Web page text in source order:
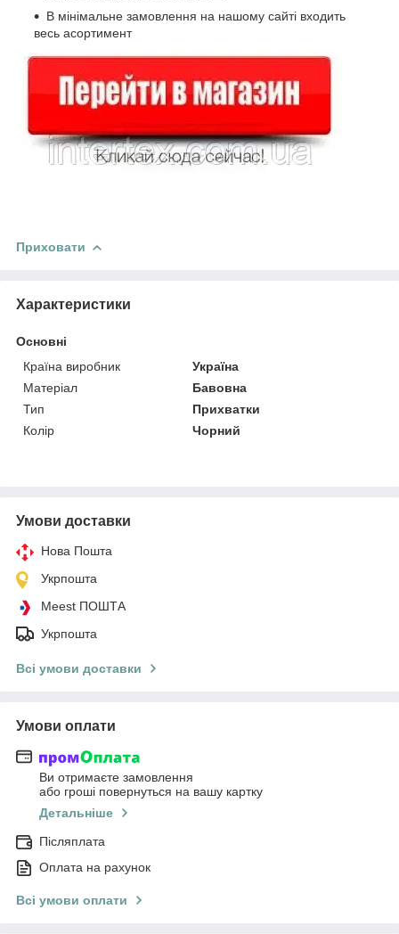
В мінімальне замовлення на нашому сайті входить
весь асортимент
Приховати
Характеристики
Основні
Країна виробник
Україна
Матеріал
Бавовна
Тип
Прихватки
Колір
Чорний
Умови доставки
Нова Пошта
Укрпошта
Meest ПОШТА
Укрпошта
Всі умови доставки
Умови оплати
Ви отримаєте замовлення
або гроші повернуться на вашу картку
Детальніше
Післяплата
Оплата на рахунок
Всі умови оплати